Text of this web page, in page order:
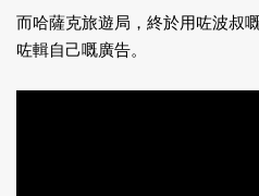
而哈薩克旅遊局，終於用咗波叔
咗輯自己嘅廣告。